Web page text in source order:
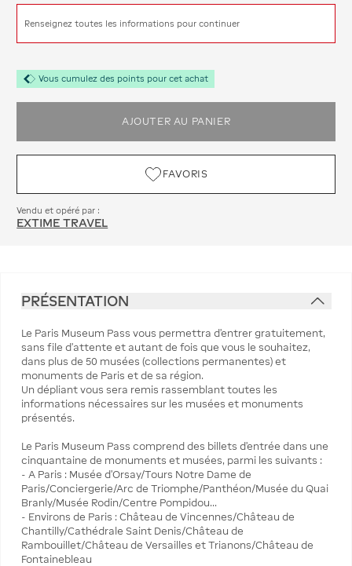
Renseignez toutes les informations pour continuer
Vous cumulez des points pour cet achat
AJOUTER AU PANIER
FAVORIS
Vendu et opéré par :
EXTIME TRAVEL
PRÉSENTATION
Le Paris Museum Pass vous permettra d'entrer gratuitement,
sans file d'attente et autant de fois que vous le souhaitez,
dans plus de 50 musées (collections permanentes) et
monuments de Paris et de sa région.
Un dépliant vous sera remis rassemblant toutes les
informations nécessaires sur les musées et monuments
présentés.
Le Paris Museum Pass comprend des billets d'entrée dans une
cinquantaine de monuments et musées, parmi les suivants :
- A Paris : Musée d'Orsay/Tours Notre Dame de
Paris/Conciergerie/Arc de Triomphe/Panthéon/Musée du Quai
Branly/Musée Rodin/Centre Pompidou...
- Environs de Paris : Château de Vincennes/Château de
Chantilly/Cathédrale Saint Denis/Château de
Rambouillet/Château de Versailles et Trianons/Château de
Fontainebleau